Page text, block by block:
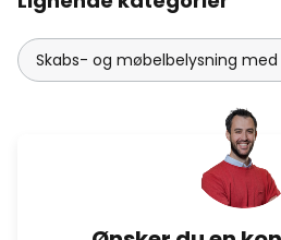
Skabs- og møbelbelysning